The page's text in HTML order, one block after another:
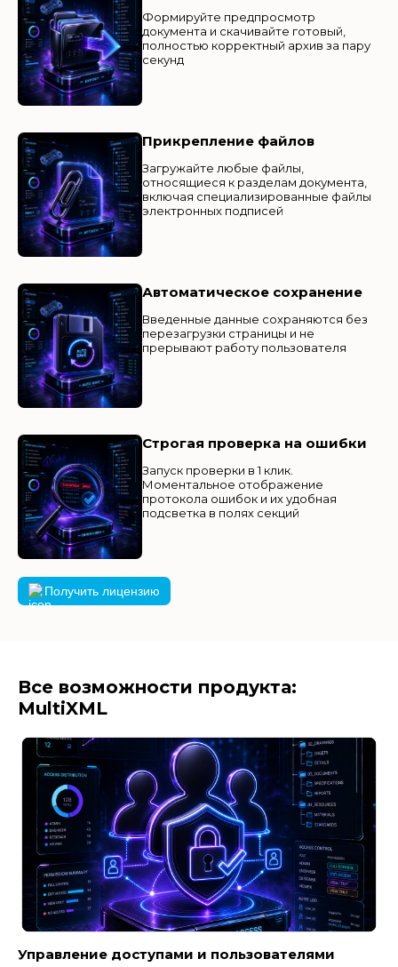
Формируйте предпросмотр
документа и скачивайте готовый,
полностью корректный архив за пару
секунд
Прикрепление файлов
Загружайте любые файлы,
относящиеся к разделам документа,
включая специализированные файлы
электронных подписей
Автоматическое сохранение
Введенные данные сохраняются без
перезагрузки страницы и не
прерывают работу пользователя
Строгая проверка на ошибки
Запуск проверки в 1 клик.
Моментальное отображение
протокола ошибок и их удобная
подсветка в полях секций
Получить лицензию
Все возможности продукта:
MultiXML
Управление доступами и пользователями